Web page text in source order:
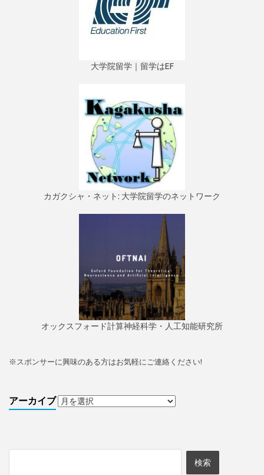
大学院留学｜留学はEF
カガクシャ・ネット: 大学院留学のネットワーク
オックスフォード計算神経科学・人工知能研究所
※ スポンサーに興味のある方はお気軽にご連絡ください!
アーカイブ